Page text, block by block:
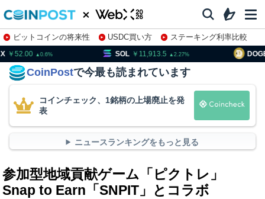
ビットコインの将来性 USDC買い方
ステーキング利率比較
株特集・関連銘柄
52.00 0.6 SOL 11,913.5 2.27 DOGE
CoinPostで今最も読まれています
コインチェック、1銘柄の上場廃止を発
表
ニュースランキングをもっと見る
参加型地域貢献ゲーム「ピクトレ」
Snap to Earn「SNPIT」とコラボ